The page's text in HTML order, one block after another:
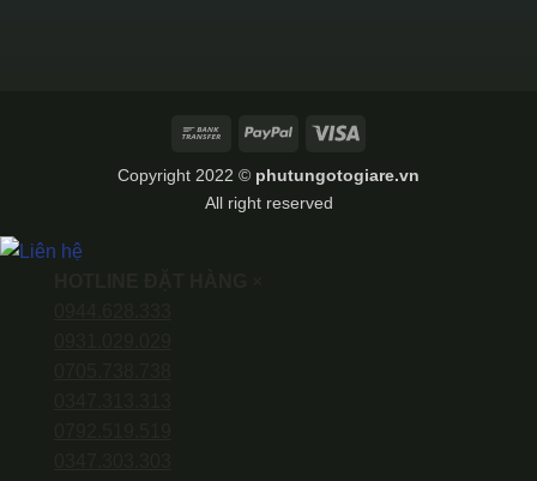
Bank
PayPal
Copyright 2022 © phutungotogiare.vn
All right reserved